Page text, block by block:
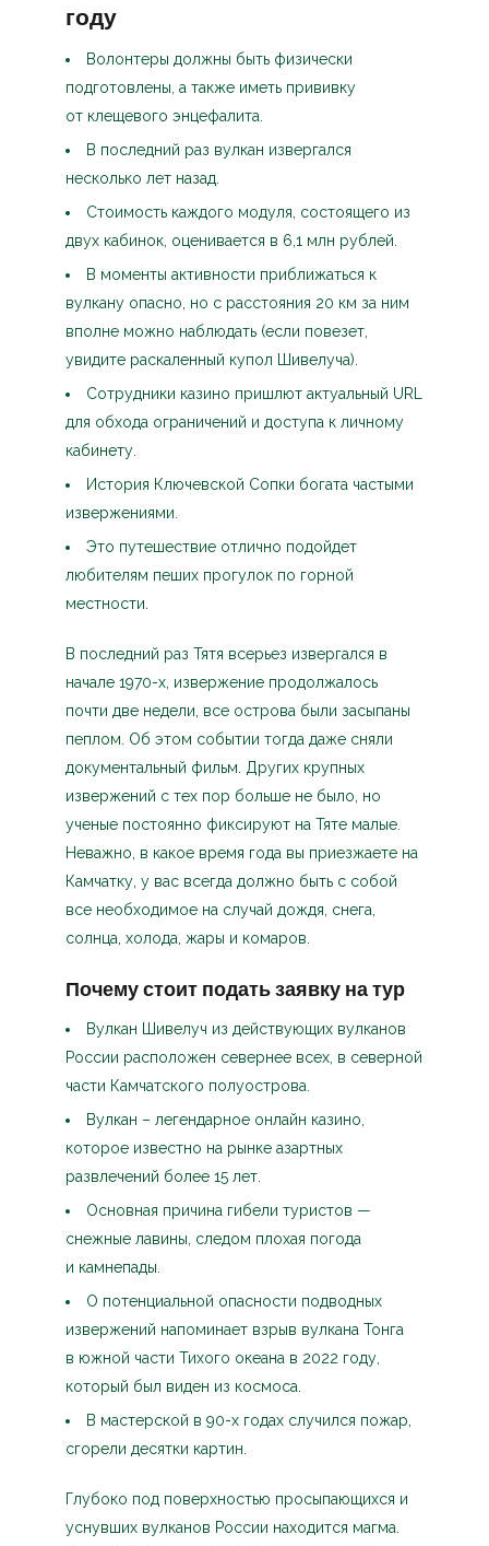
году
Волонтеры должны быть физически
подготовлены, а также иметь прививку
от клещевого энцефалита.
В последний раз вулкан извергался
несколько лет назад.
Стоимость каждого модуля, состоящего из
двух кабинок, оценивается в 6,1 млн рублей.
В моменты активности приближаться к
вулкану опасно, но с расстояния 20 км за ним
вполне можно наблюдать (если повезет,
увидите раскаленный купол Шивелуча).
Сотрудники казино пришлют актуальный URL
для обхода ограничений и доступа к личному
кабинету.
История Ключевской Сопки богата частыми
извержениями.
Это путешествие отлично подойдет
любителям пеших прогулок по горной
местности.
В последний раз Тятя всерьез извергался в
начале 1970-х, извержение продолжалось
почти две недели, все острова были засыпаны
пеплом. Об этом событии тогда даже сняли
документальный фильм. Других крупных
извержений с тех пор больше не было, но
ученые постоянно фиксируют на Тяте малые.
Неважно, в какое время года вы приезжаете на
Камчатку, у вас всегда должно быть с собой
все необходимое на случай дождя, снега,
солнца, холода, жары и комаров.
Почему стоит подать заявку на тур
Вулкан Шивелуч из действующих вулканов
России расположен севернее всех, в северной
части Камчатского полуострова.
Вулкан – легендарное онлайн казино,
которое известно на рынке азартных
развлечений более 15 лет.
Основная причина гибели туристов —
снежные лавины, следом плохая погода
и камнепады.
О потенциальной опасности подводных
извержений напоминает взрыв вулкана Тонга
в южной части Тихого океана в 2022 году,
который был виден из космоса.
В мастерской в 90-х годах случился пожар,
сгорели десятки картин.
Глубоко под поверхностью просыпающихся и
уснувших вулканов России находится магма.